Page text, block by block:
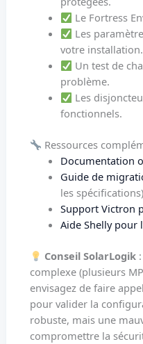
Le Fortress
Les
votre installation.
Un test de
problème.
Les
fonctionnels.
Ressources
Documentation
Guide de
les
Support Victron
Aide Shelly
Conseil SolarLogik
complexe (plusieurs
envisagez de faire
pour valider la
robuste, mais une
compromettre la